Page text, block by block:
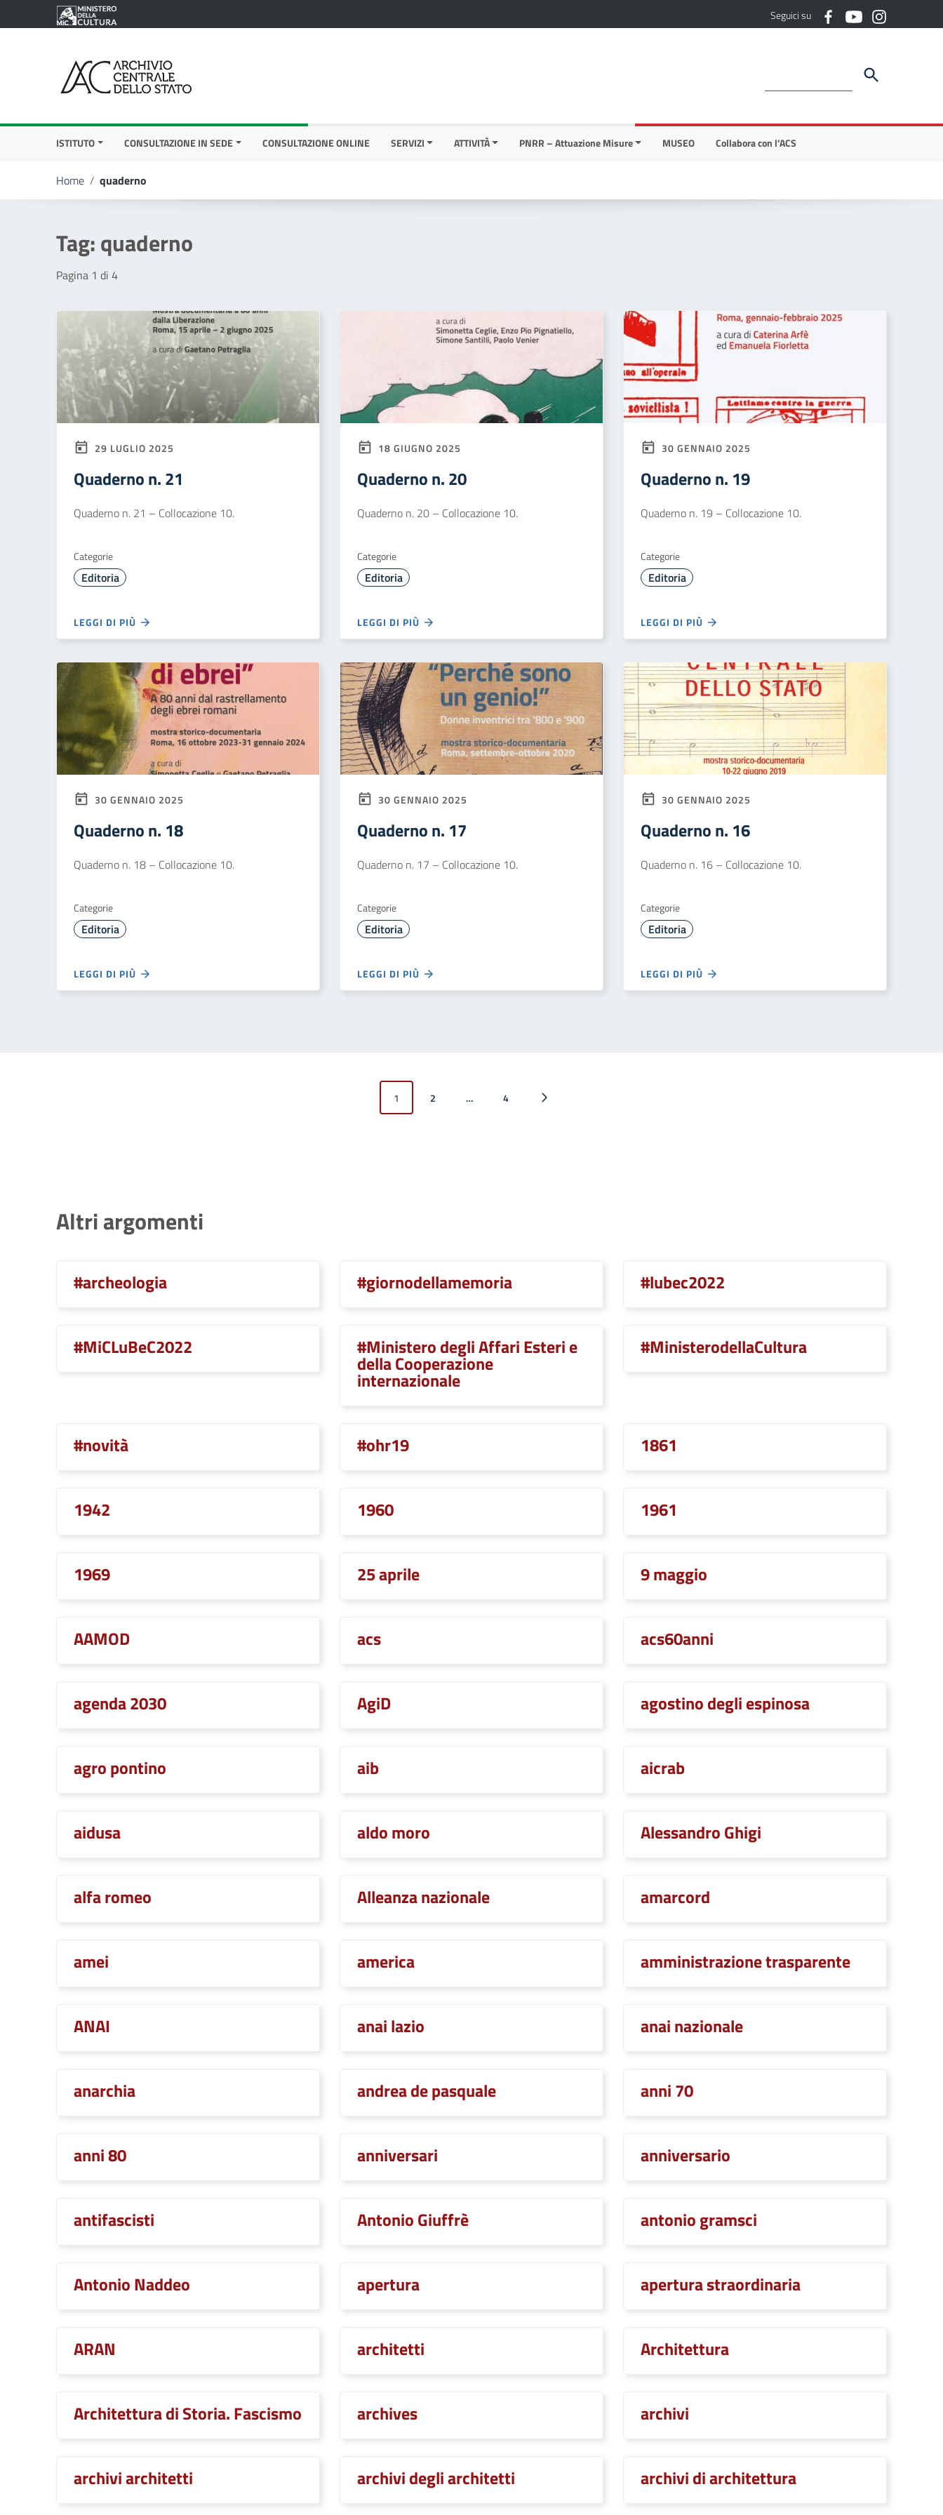
Vai ai contenuti
Vai al menu di navigazione
Seguici su
ISTITUTO CONSULTAZIONE IN SEDE CONSULTAZIONE ONLINE SERVIZI ATTIVITÀ PNRR – Attuazione Misure MUSEO Collabora con l’ACS
Home / quaderno
Tag:quaderno
Pagina 1 di 4
29 LUGLIO 2025
Quaderno n. 21
Quaderno n. 21 – Collocazione 10.
Categorie
Editoria
LEGGI DI PIÙ
18 GIUGNO 2025
Quaderno n. 20
Quaderno n. 20 – Collocazione 10.
Categorie
Editoria
LEGGI DI PIÙ
30 GENNAIO 2025
Quaderno n. 19
Quaderno n. 19 – Collocazione 10.
Categorie
Editoria
LEGGI DI PIÙ
30 GENNAIO 2025
Quaderno n. 18
Quaderno n. 18 – Collocazione 10.
Categorie
Editoria
LEGGI DI PIÙ
30 GENNAIO 2025
Quaderno n. 17
Quaderno n. 17 – Collocazione 10.
Categorie
Editoria
LEGGI DI PIÙ
30 GENNAIO 2025
Quaderno n. 16
Quaderno n. 16 – Collocazione 10.
Categorie
Editoria
LEGGI DI PIÙ
1 2 … 4 Pagina successiva
Altri argomenti
#archeologia #giornodellamemoria #lubec2022
#MiCLuBeC2022 #Ministero degli Affari Esteri e
della Cooperazione
internazionale
#MinisterodellaCultura
#novità #ohr19 1861
1942 1960 1961
1969 25 aprile 9 maggio
AAMOD acs acs60anni
agenda 2030 AgiD agostino degli espinosa
agro pontino aib aicrab
aidusa aldo moro Alessandro Ghigi
alfa romeo Alleanza nazionale amarcord
amei america amministrazione trasparente
ANAI anai lazio anai nazionale
anarchia andrea de pasquale anni 70
anni 80 anniversari anniversario
antifascisti Antonio Giuffrè antonio gramsci
Antonio Naddeo apertura apertura straordinaria
ARAN architetti Architettura
Architettura di Storia. Fascismo archives archivi
archivi architetti archivi degli architetti archivi di architettura